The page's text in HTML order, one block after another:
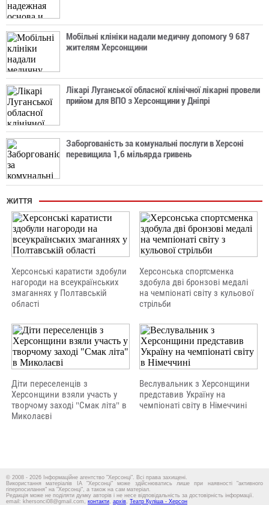
Мобільні клініки надали медичну допомогу 9 687
жителям Херсонщини
Лікарі Луганської обласної клінічної лікарні провели
прийом для ВПО з Херсонщини у Дніпрі
Заборгованість за комунальні послуги в Херсоні
перевищила 1,6 мільярда гривень
ЖИТТЯ
Херсонські каратисти здобули
нагороди на всеукраїнських
змаганнях у Полтавській
області
Херсонська спортсменка
здобула дві бронзові медалі
на чемпіонаті світу з кульової
стрільби
Діти переселенців з
Херсонщини взяли участь у
творчому заході "Смак літа" в
Миколаєві
Веслувальник з Херсонщини
представив Україну на
чемпіонаті світу в Німеччині
© 2008 - 2026 Інформаційне агентство "Херсонці". Всі права захищені.
Використання матеріалів ІА "Херсонці" може здійснюватись лише при наявності "активного
гіперпосилання" на "Херсонці", а також на сам матеріал.
Редакція може не поділяти думку авторів і не несе відповідальність за достовірність інформації.
email: khersonci08@gmail.com, контакти, архів, Театр Куліша - Херсон